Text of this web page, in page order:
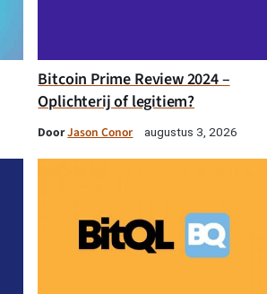
Bitcoin Prime Review 2024 –
Oplichterij of legitiem?
DoorJason Conor augustus 3, 2026